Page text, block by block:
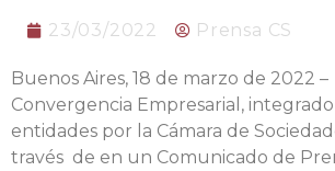
23/03/2022 Prensa CS
Buenos Aires, 18 de marzo de 2022
Convergencia Empresarial,
entidades por la Cámara de
través de en un Comunicado de